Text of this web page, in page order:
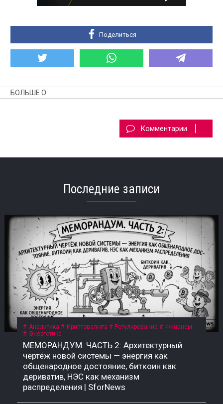
Поделиться
БОЛЬШЕ О
Комментарии
Последние записи
Аналитика Криптовалюта Регулирование
Финансы
Энергетика
МЕМОРАНДУМ. ЧАСТЬ 2: Архитектурный
чертёж новой системы — энергия как
общенародное достояние, биткоин как
дериватив, НЭС как механизм
распределения | SforNews